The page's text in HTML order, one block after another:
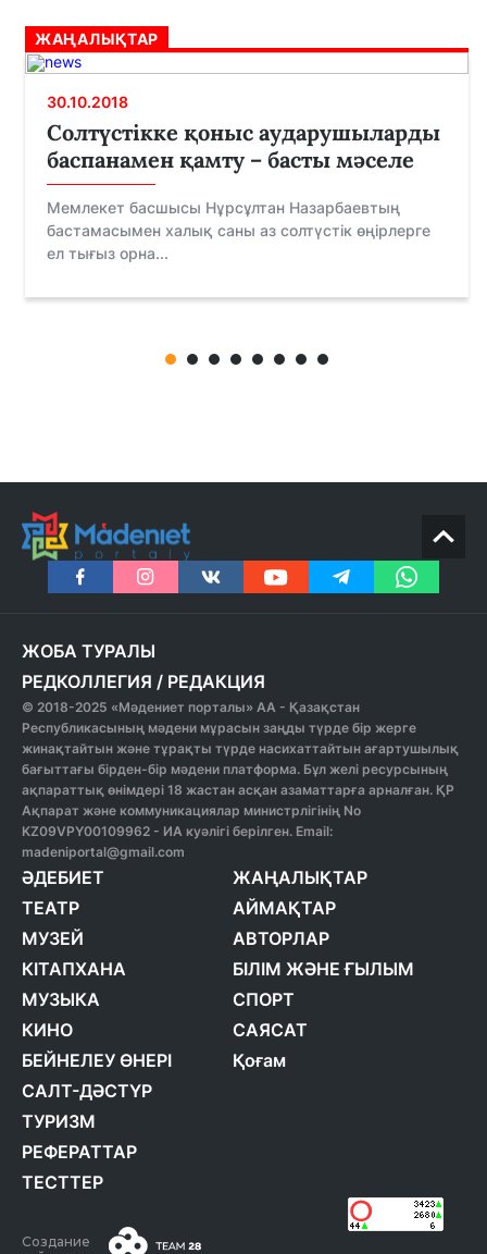
ЖАҢАЛЫҚТАР
30.10.2018
Солтүстікке қоныс аударушыларды
баспанамен қамту – басты мәселе
Мемлекет басшысы Нұрсұлтан Назарбаевтың
бастамасымен халық саны аз солтүстік өңірлерге
ел тығыз орна...
ЖОБА ТУРАЛЫ
РЕДКОЛЛЕГИЯ / РЕДАКЦИЯ
© 2018-2025 «Мәдениет порталы» АА - Қазақстан
Республикасының мәдени мұрасын заңды түрде бір жерге
жинақтайтын және тұрақты түрде насихаттайтын ағартушылық
бағыттағы бірден-бір мәдени платформа. Бұл желі ресурсының
ақпараттық өнімдері 18 жастан асқан азаматтарға арналған. ҚР
Ақпарат және коммуникациялар министрлігінің No
KZ09VPY00109962 - ИА куәлігі берілген. Email:
madeniportal@gmail.com
ӘДЕБИЕТ
ТЕАТР
МУЗЕЙ
КІТАПХАНА
МУЗЫКА
КИНО
БЕЙНЕЛЕУ ӨНЕРІ
САЛТ-ДӘСТҮР
ТУРИЗМ
РЕФЕРАТТАР
ТЕСТТЕР
ЖАҢАЛЫҚТАР
АЙМАҚТАР
АВТОРЛАР
БІЛІМ ЖӘНЕ ҒЫЛЫМ
СПОРТ
САЯСАТ
Қоғам
Создание